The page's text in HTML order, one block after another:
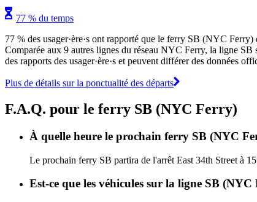
77 % du temps
77 % des usager·ère·s ont rapporté que le ferry SB (NYC
Comparée aux 9 autres lignes du réseau NYC Ferry, la ligne SB
des rapports des usager·ère·s et peuvent différer des données
Plus de détails sur la ponctualité des départs
F.A.Q. pour le ferry SB (NYC Ferry)
À quelle heure le prochain ferry SB (NYC
Le prochain ferry SB partira de l'arrêt East 34th Street à
Est-ce que les véhicules sur la ligne SB